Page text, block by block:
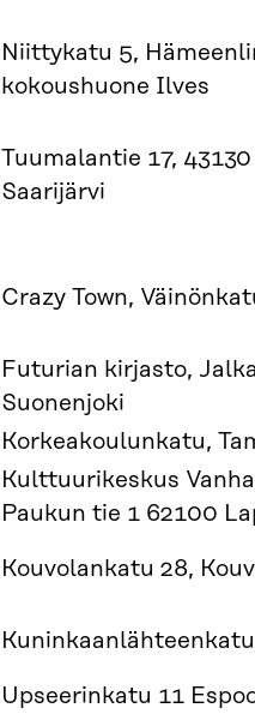
Niittykatu 5,
kokoushuone Ilves
Tuumalantie 17, 43130
Saarijärvi
Crazy Town,
Futurian kirjasto,
Suonenjoki
Korkeakoulunkatu,
Kulttuurikeskus
Paukun tie 1 62100
Kouvolankatu 28,
Upseerinkatu 11